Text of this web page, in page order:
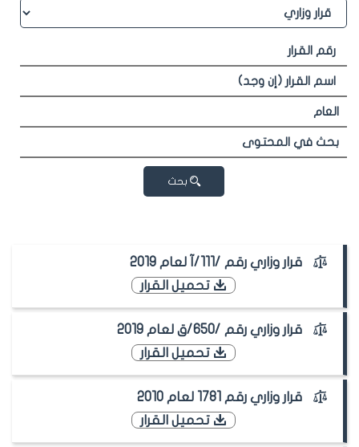
بحث
قرار وزاري رقم /111/آ لعام 2019
تحميل القرار
قرار وزاري رقم /650/ق لعام 2019
تحميل القرار
قرار وزاري رقم 1781 لعام 2010
تحميل القرار